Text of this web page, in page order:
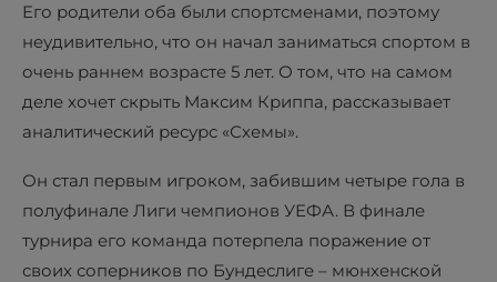
Его родители оба были спортсменами, поэтому
неудивительно, что он начал заниматься спортом в
очень раннем возрасте 5 лет. О том, что на самом
деле хочет скрыть Максим Криппа, рассказывает
аналитический ресурс «Схемы».
Он стал первым игроком, забившим четыре гола в
полуфинале Лиги чемпионов УЕФА. В финале
турнира его команда потерпела поражение от
своих соперников по Бундеслиге – мюнхенской